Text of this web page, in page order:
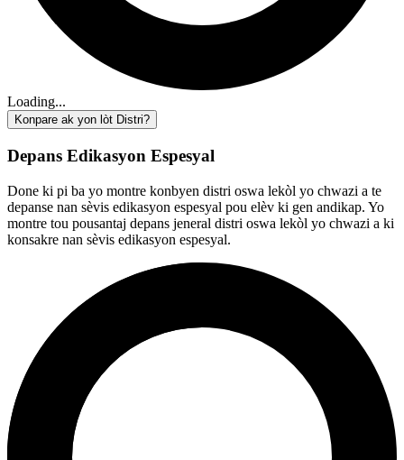
Loading...
Konpare ak yon lòt Distri?
Depans Edikasyon Espesyal
Done ki pi ba yo montre konbyen distri oswa lekòl yo chwazi a te
depanse nan sèvis edikasyon espesyal pou elèv ki gen andikap. Yo
montre tou pousantaj depans jeneral distri oswa lekòl yo chwazi a ki
konsakre nan sèvis edikasyon espesyal.